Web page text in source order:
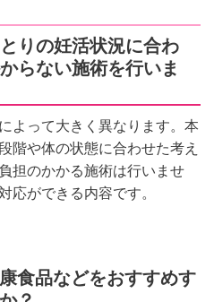
りの妊活状況に合わ
らない施術を行いま
よって大きく異なります。本
階や体の状態に合わせた考え
担のかかる施術は行いませ
応ができる内容です。
食品などをおすすめす